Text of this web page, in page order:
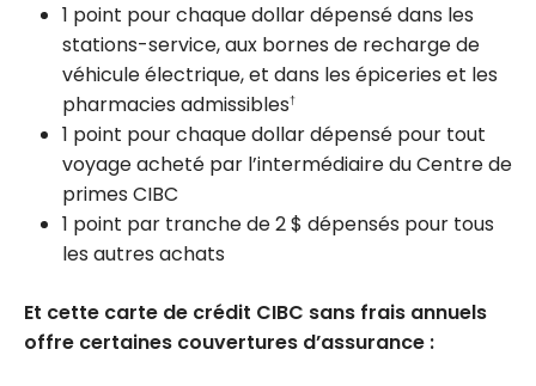
1 point pour chaque dollar dépensé dans les
stations-service, aux bornes de recharge de
véhicule électrique, et dans les épiceries et les
pharmacies admissibles†
1 point pour chaque dollar dépensé pour tout
voyage acheté par l’intermédiaire du Centre de
primes CIBC
1 point par tranche de 2 $ dépensés pour tous
les autres achats
Et cette carte de crédit CIBC sans frais annuels
offre certaines couvertures d’assurance :